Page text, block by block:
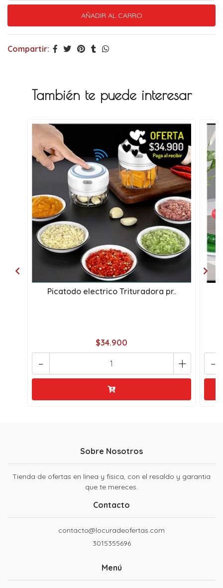
Compartir:
También te puede interesar
Picatodo electrico Trituradora pr..
$34.900
+
- -
Sobre Nosotros
Tienda de ofertas en linea y fisica, con el resaldo y garantia
que te mereces.
Contacto
contacto@locuradeofertas.com
3015355696
Menú